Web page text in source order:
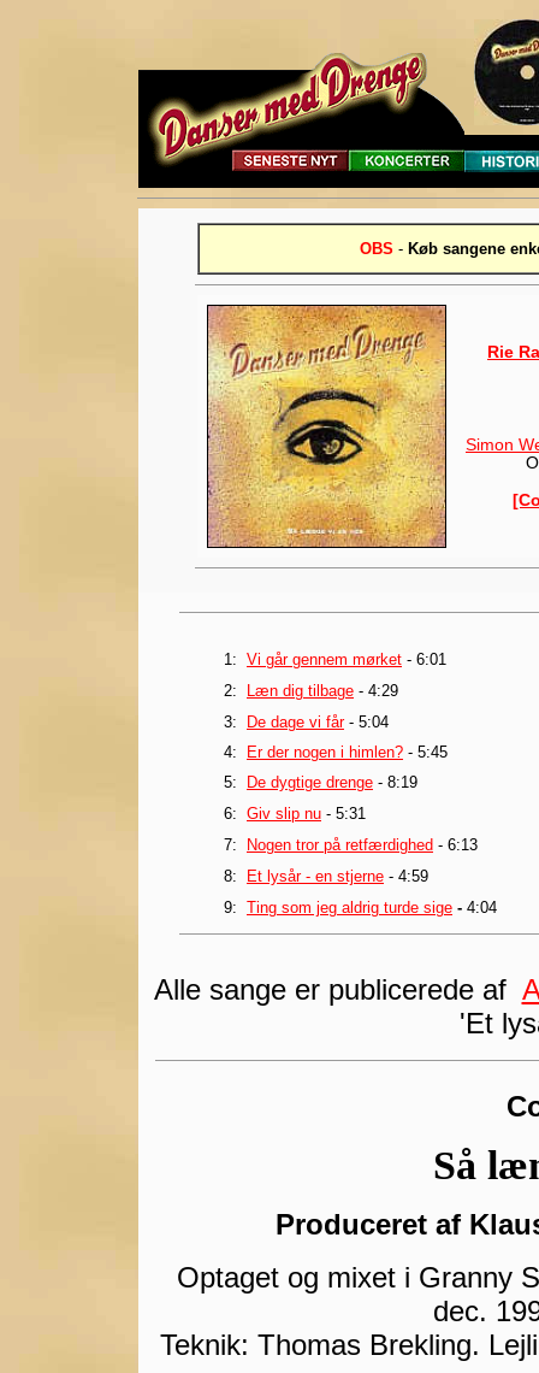
OBS - Køb sangene
Rie
Simon
1: Vi går gennem mørket - 6:01
2:
Læn dig tilbage - 4:29
3:
De dage vi får- 5:04
4:
Er der nogen i himlen? - 5:45
5:
De dygtige drenge - 8:19
6: Giv slip nu - 5:31
7:
Nogen tror på retfærdighed - 6:13
8:
Et lysår - en stjerne - 4:59
9: Ting som jeg aldrig turde sige - 4:04
Alle sange er publicerede af
'Et
Så
Produceret af
Optaget og mixet i Granny
dec.
Teknik: Thomas Brekling.